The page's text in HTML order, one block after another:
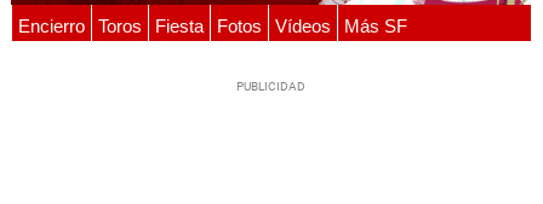
Encierro Toros Fiesta Fotos Vídeos Más SF